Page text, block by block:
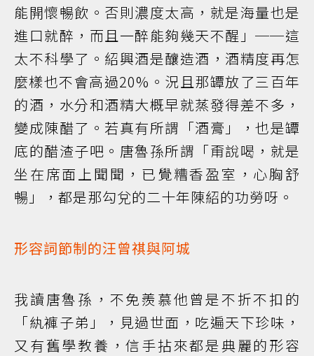
能開懷暢飲。否則濃度太高，就是海量也是
進口就醉，而且一醉能夠幾天不醒」──這
太不科學了。紹興酒是釀造酒，酒精度再怎
麼樣也不會高過20%。況且那罈放了三百年
的酒，水分和酒精大概早就蒸發得差不多，
變成陳醋了。若真有所謂「酒膏」，也是罈
底的醋渣子吧。唐魯孫所謂「甭說喝，就是
坐在席面上聞聞，已覺糟香盈室，心胸舒
暢」，都是那勾兌的二十年陳紹的功勞呀。
形容詞節制的汪曾祺與阿城
我讀唐魯孫，不免羨慕他曾是不折不扣的
「紈褲子弟」，見過世面，吃遍天下珍味，
又有舊學教養，信手拈來都是典麗的形容